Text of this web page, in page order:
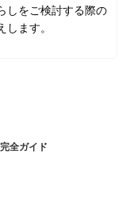
しをご検討する際の
ます。
全ガイド